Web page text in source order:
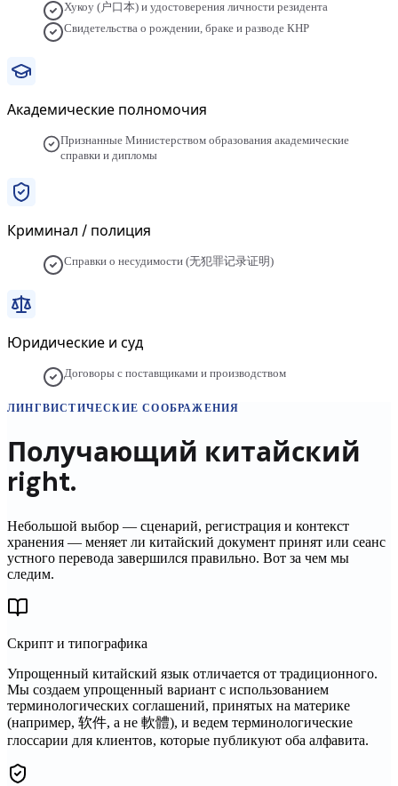
Хукоу (户口本) и удостоверения личности резидента
Свидетельства о рождении, браке и разводе КНР
Академические полномочия
Признанные Министерством образования академические
справки и дипломы
Криминал / полиция
Справки о несудимости (无犯罪记录证明)
Юридические и суд
Договоры с поставщиками и производством
ЛИНГВИСТИЧЕСКИЕ СООБРАЖЕНИЯ
Получающий китайский
right.
Небольшой выбор — сценарий, регистрация и контекст
хранения — меняет ли китайский документ принят или сеанс
устного перевода завершился правильно. Вот за чем мы
следим.
Скрипт и типографика
Упрощенный китайский язык отличается от традиционного.
Мы создаем упрощенный вариант с использованием
терминологических соглашений, принятых на материке
(например, 软件, а не 軟體), и ведем терминологические
глоссарии для клиентов, которые публикуют оба алфавита.